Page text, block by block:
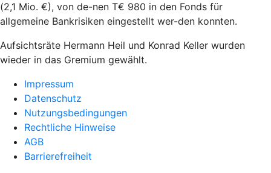
(2,1 Mio. €), von de-nen T€ 980 in den Fonds für
allgemeine Bankrisiken eingestellt wer-den konnten.
Aufsichtsräte Hermann Heil und Konrad Keller wurden
wieder in das Gremium gewählt.
Impressum
Datenschutz
Nutzungsbedingungen
Rechtliche Hinweise
AGB
Barrierefreiheit